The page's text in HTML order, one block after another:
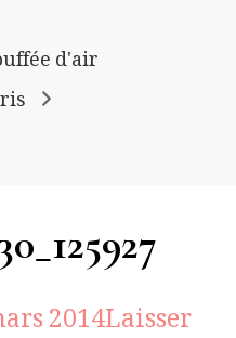
d'air
2014Laisser